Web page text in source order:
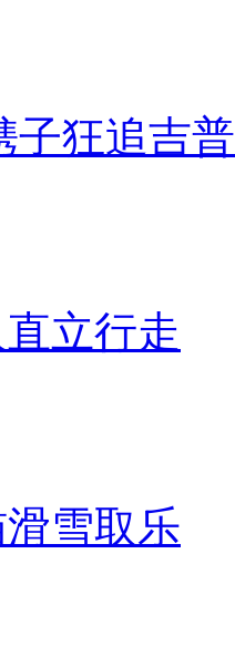
子狂追吉
立行走
雪取乐